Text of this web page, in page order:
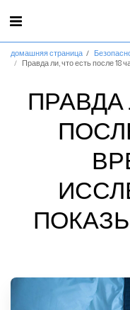
домашняя страница
Правда ли, что есть после 18
ПРАВДА